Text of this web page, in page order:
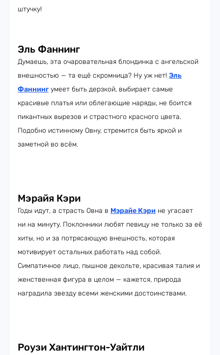
штучку!
Эль Фаннинг
Думаешь, эта очаровательная блондинка с ангельской
внешностью — та ещё скромница? Ну уж нет! Эль
Фаннингумеет быть дерзкой, выбирает самые
красивые платья или облегающие наряды, не боится
пикантных вырезов и страстного красного цвета.
Подобно истинному Овну, стремится быть яркой и
заметной во всём.
Мэрайя Кэри
Годы идут, а страсть Овна в Мэрайе Кэри не угасает
ни на минуту. Поклонники любят певицу не только за её
хиты, но и за потрясающую внешность, которая
мотивирует остальных работать над собой.
Симпатичное лицо, пышное декольте, красивая талия и
женственная фигура в целом — кажется, природа
наградила звезду всеми женскими достоинствами.
Роузи Хантингтон-Уайтли